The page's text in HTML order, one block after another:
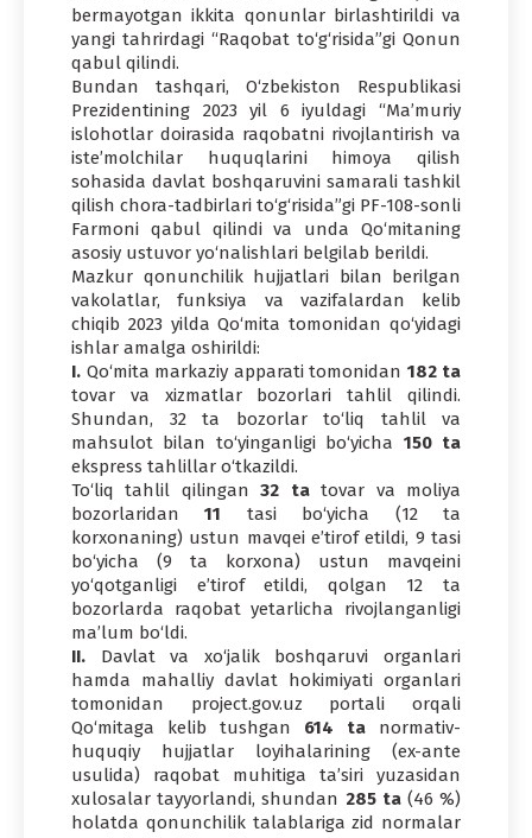
bermayotgan ikkita qonunlar birlashtirildi va
yangi tahrirdagi “Raqobat to‘g‘risida”gi Qonun
qabul qilindi.
Bundan tashqari, O‘zbekiston Respublikasi
Prezidentining 2023 yil 6 iyuldagi “Ma’muriy
islohotlar doirasida raqobatni rivojlantirish va
iste’molchilar huquqlarini himoya qilish
sohasida davlat boshqaruvini samarali tashkil
qilish chora-tadbirlari to‘g‘risida”gi PF-108-sonli
Farmoni qabul qilindi va unda Qo‘mitaning
asosiy ustuvor yo‘nalishlari belgilab berildi.
Mazkur qonunchilik hujjatlari bilan berilgan
vakolatlar, funksiya va vazifalardan kelib
chiqib 2023 yilda Qo‘mita tomonidan qo‘yidagi
ishlar amalga oshirildi:
I. Qo‘mita markaziy apparati tomonidan 182 ta
tovar va xizmatlar bozorlari tahlil qilindi.
Shundan, 32 ta bozorlar to‘liq tahlil va
mahsulot bilan to‘yinganligi bo‘yicha 150 ta
ekspress tahlillar o‘tkazildi.
To‘liq tahlil qilingan 32 tatovar va moliya
bozorlaridan11 tasi bo‘yicha (12 ta
korxonaning) ustun mavqei e’tirof etildi, 9 tasi
bo‘yicha (9 ta korxona) ustun mavqeini
yo‘qotganligi e’tirof etildi, qolgan 12 ta
bozorlarda raqobat yetarlicha rivojlanganligi
ma’lum bo‘ldi.
II. Davlat va xo‘jalik boshqaruvi organlari
hamda mahalliy davlat hokimiyati organlari
tomonidan project.gov.uz portali orqali
Qo‘mitaga kelib tushgan 614 ta normativ-
huquqiy hujjatlar loyihalarining (ex-ante
usulida) raqobat muhitiga ta’siri yuzasidan
xulosalar tayyorlandi, shundan 285 ta(46 %)
holatda qonunchilik talablariga zid normalar